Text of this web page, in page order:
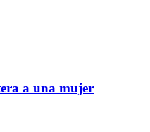
a una mujer